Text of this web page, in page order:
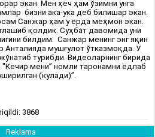
экан. Мен ҳеч ҳам ўзимни унга
бизни ака-ука деб билишар экан.
Санжар ҳам у ерда меҳмон экан.
қолдик. Суҳбат давомида уни
билдим. Санжар менинг энг яқин
Анталияда мушғулот ўтказмоқда. У
турибди. Видеоларнинг бирида
"Кечир мени” номли таронамни ёдлаб
(кулади)”.
3868
Reklama